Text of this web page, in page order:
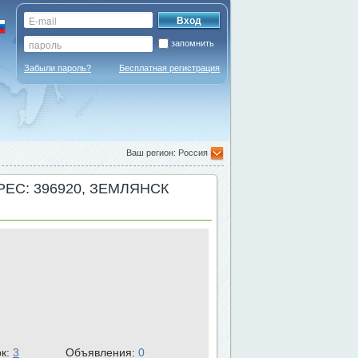
запомнить
Забыли пароль? Бесплатная регистрация
Ваш регион: Россия
396920, ЗЕМЛЯНСК
3 Объявления: 0